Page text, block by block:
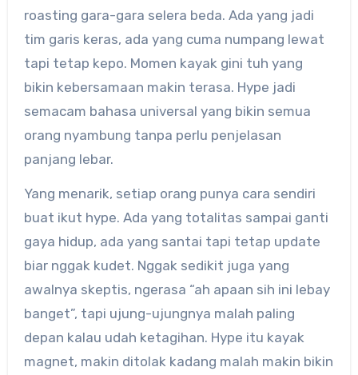
roasting gara-gara selera beda. Ada yang jadi
tim garis keras, ada yang cuma numpang lewat
tapi tetap kepo. Momen kayak gini tuh yang
bikin kebersamaan makin terasa. Hype jadi
semacam bahasa universal yang bikin semua
orang nyambung tanpa perlu penjelasan
panjang lebar.
Yang menarik, setiap orang punya cara sendiri
buat ikut hype. Ada yang totalitas sampai ganti
gaya hidup, ada yang santai tapi tetap update
biar nggak kudet. Nggak sedikit juga yang
awalnya skeptis, ngerasa “ah apaan sih ini lebay
banget”, tapi ujung-ujungnya malah paling
depan kalau udah ketagihan. Hype itu kayak
magnet, makin ditolak kadang malah makin bikin